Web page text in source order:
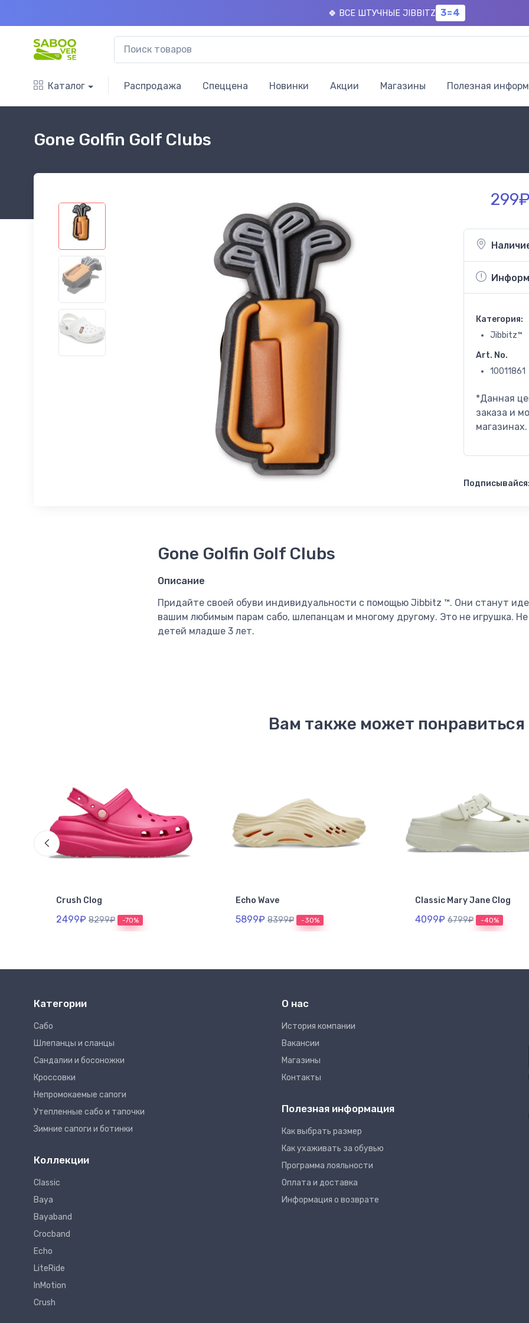
🍀 ВСЕ ШТУЧНЫЕ JIBBITZ 3=4
Каталог Распродажа Спеццена Новинки Акции Магазины Полезная
Gone Golfin Golf Clubs
Категория:
Jibbitz™
Art. No.
10011861
*Данная
заказа и
магазинах.
Подписывайся:
Gone Golfin Golf Clubs
Описание
Придайте своей обуви индивидуальности с помощью Jibbitz ™. Они станут
вашим любимым парам сабо, шлепанцам и многому другому. Это не игрушка.
детей младше 3 лет.
Вам также может понравиться
Crush Clog
2499₽ 8299₽ -70%
Echo Wave
5899₽ 8399₽ -30%
Classic Mary Jane Clog
4099₽ 6799₽ -40%
Категории
Сабо
Шлепанцы и сланцы
Сандалии и босоножки
Кроссовки
Непромокаемые сапоги
Утепленные сабо и тапочки
Зимние сапоги и ботинки
Коллекции
Classic
Baya
Bayaband
Crocband
Echo
LiteRide
InMotion
Crush
О нас
Иcтория компании
Вакансии
Магазины
Контакты
Полезная информация
Как выбрать размер
Как ухаживать за обувью
Программа лояльности
Оплата и доставка
Информация о возврате